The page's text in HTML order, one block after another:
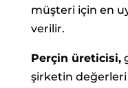
müşteri için en
verilir.
Perçin üreticisi,
şirketin